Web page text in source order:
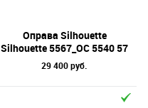
Оправа Silhouette
Silhouette 5567_OC 5540 57
29 400 руб.